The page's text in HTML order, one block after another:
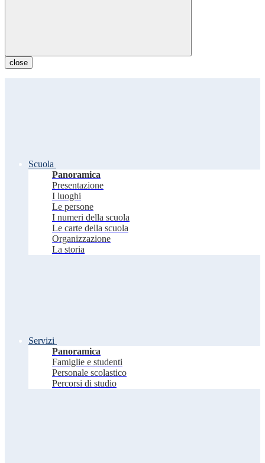
close
Scuola
Panoramica
Presentazione
I luoghi
Le persone
I numeri della scuola
Le carte della scuola
Organizzazione
La storia
Servizi
Panoramica
Famiglie e studenti
Personale scolastico
Percorsi di studio